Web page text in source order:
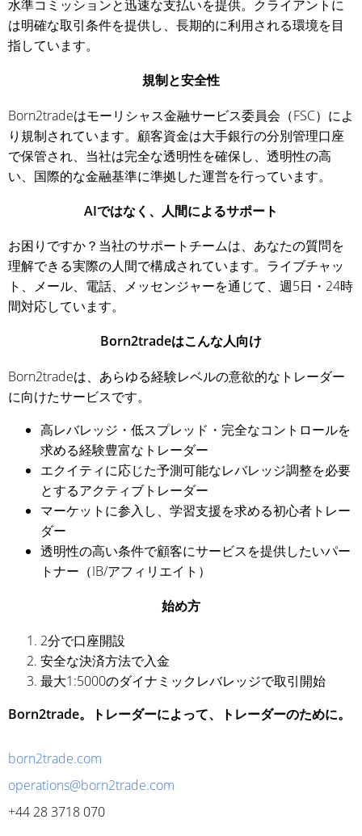
水準コミッションと迅速な支払いを提供。クライアントに
は明確な取引条件を提供し、長期的に利用される環境を目
指しています。
規制と安全性
Born2tradeはモーリシャス金融サービス委員会（FSC）によ
り規制されています。顧客資金は大手銀行の分別管理口座
で保管され、当社は完全な透明性を確保し、透明性の高
い、国際的な金融基準に準拠した運営を行っています。
AIではなく、人間によるサポート
お困りですか？当社のサポートチームは、あなたの質問を
理解できる実際の人間で構成されています。ライブチャッ
ト、メール、電話、メッセンジャーを通じて、週5日・24時
間対応しています。
Born2tradeはこんな人向け
Born2tradeは、あらゆる経験レベルの意欲的なトレーダー
に向けたサービスです。
高レバレッジ・低スプレッド・完全なコントロールを
求める経験豊富なトレーダー
エクイティに応じた予測可能なレバレッジ調整を必要
とするアクティブトレーダー
マーケットに参入し、学習支援を求める初心者トレー
ダー
透明性の高い条件で顧客にサービスを提供したいパー
トナー（IB/アフィリエイト）
始め方
2分で口座開設
安全な決済方法で入金
最大1:5000のダイナミックレバレッジで取引開始
Born2trade。トレーダーによって、トレーダーのために。
born2trade.com
operations@born2trade.com
+44 28 3718 070